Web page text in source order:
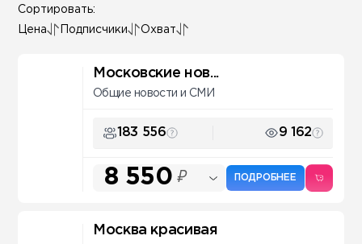
Сортировать:
Цена Подписчики Охват
Московские нов...
Общие новости и СМИ
183 556 9 162
8 550 ₽ ПОДРОБНЕЕ
Москва красивая